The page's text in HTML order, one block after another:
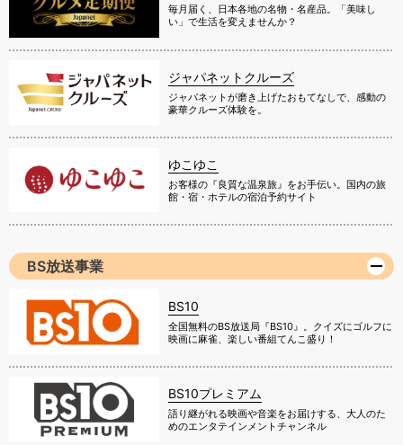
毎月届く、日本各地の名物・名産品。「美味し
い」で生活を変えませんか？
ジャパネットクルーズ
ジャパネットが磨き上げたおもてなしで、感動の
豪華クルーズ体験を。
ゆこゆこ
お客様の『良質な温泉旅』をお手伝い。国内の旅
館・宿・ホテルの宿泊予約サイト
BS放送事業
BS10
全国無料のBS放送局『BS10』。クイズにゴルフに
映画に麻雀、楽しい番組てんこ盛り！
BS10プレミアム
語り継がれる映画や音楽をお届けする、大人のた
めのエンタテインメントチャンネル